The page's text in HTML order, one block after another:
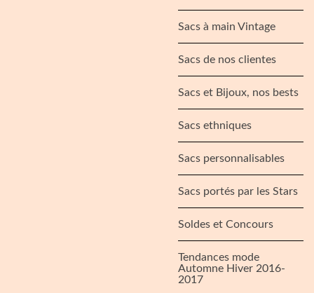
Sacs à main Vintage
Sacs de nos clientes
Sacs et Bijoux, nos bests
Sacs ethniques
Sacs personnalisables
Sacs portés par les Stars
Soldes et Concours
Tendances mode
Automne Hiver 2016-
2017